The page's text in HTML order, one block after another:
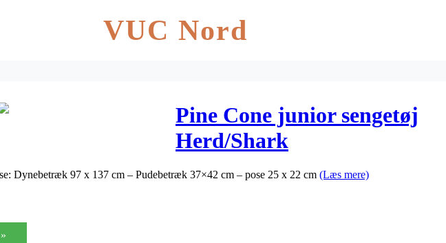
VUC Nord
Pine Cone junior sengetøj
Herd/Shark
Dynebetræk 97 x 137 cm – Pudebetræk 37×42 cm – pose 25 x 22 cm (Læs mere)